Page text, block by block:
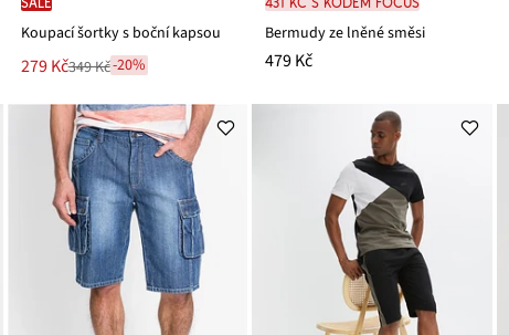
Koupací šortky s boční kapsou
Nová
je
279 Kč
Zlevněno
ceny
349 Kč
349 Kč-20%
Bermudy ze lněné směsi
479 Kč